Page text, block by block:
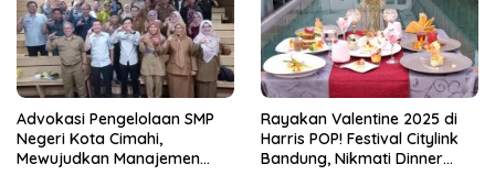
Advokasi Pengelolaan SMP
Negeri Kota Cimahi,
Mewujudkan Manajemen
Rayakan Valentine 2025 di
Harris POP! Festival Citylink
Bandung, Nikmati Dinner